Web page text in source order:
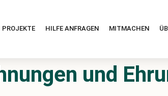
PROJEKTE HILFE ANFRAGEN MITMACHEN
und